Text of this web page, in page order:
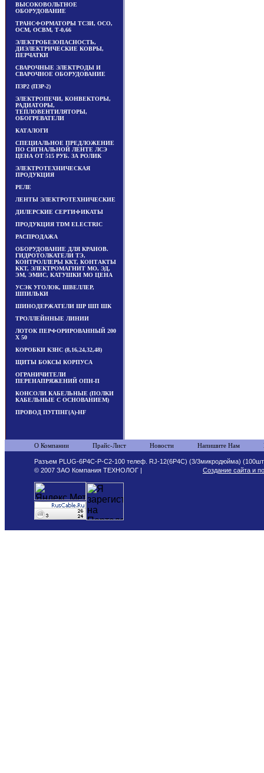
ВЫСОКОВОЛЬТНОЕ
ОБОРУДОВАНИЕ
ТРАНСФОРМАТОРЫ ТСЗИ, ОСО,
ОСМ, ОСВМ, Т-0,66
ЭЛЕКТРОБЕЗОПАСНОСТЬ,
ДИЭЛЕКТРИЧЕСКИЕ КОВРЫ,
ПЕРЧАТКИ
СВАРОЧНЫЕ ЭЛЕКТРОДЫ И
СВАРОЧНОЕ ОБОРУДОВАНИЕ
ПЗР2 (ПЗР-2)
ЭЛЕКТРОПЕЧИ, КОНВЕКТОРЫ,
РАДИАТОРЫ,
ТЕПЛОВЕНТИЛЯТОРЫ,
ОБОГРЕВАТЕЛИ
КАТАЛОГИ
СПЕЦИАЛЬНОЕ ПРЕДЛОЖЕНИЕ
ПО СИГНАЛЬНОЙ ЛЕНТЕ ЛСЭ
ЦЕНА ОТ 515 РУБ. ЗА РОЛИК
ЭЛЕКТРОТЕХНИЧЕСКАЯ
ПРОДУКЦИЯ
РЕЛЕ
ЛЕНТЫ ЭЛЕКТРОТЕХНИЧЕСКИЕ
ДИЛЕРСКИЕ СЕРТИФИКАТЫ
ПРОДУКЦИЯ TDM ЕLECTRIC
РАСПРОДАЖА
ОБОРУДОВАНИЕ ДЛЯ КРАНОВ.
ГИДРОТОЛКАТЕЛИ ТЭ,
КОНТРОЛЛЕРЫ ККТ, КОНТАКТЫ
ККТ, ЭЛЕКТРОМАГНИТ МО, ЭД,
ЭМ, ЭМИС, КАТУШКИ МО ЦЕНА
УСЭК УГОЛОК, ШВЕЛЛЕР,
ШПИЛЬКИ
ШИНОДЕРЖАТЕЛИ ШР ШП ШК
ТРОЛЛЕЙННЫЕ ЛИНИИ
ЛОТОК ПЕРФОРИРОВАННЫЙ 200
Х 50
КОРОБКИ КЗНС (8,16,24,32,48)
ЩИТЫ БОКСЫ КОРПУСА
ОГРАНИЧИТЕЛИ
ПЕРЕНАПРЯЖЕНИЙ ОПН-П
КОНСОЛИ КАБЕЛЬНЫЕ (ПОЛКИ
КАБЕЛЬНЫЕ С ОСНОВАНИЕМ)
ПРОВОД ПУГПНГ(А)-HF
О Компании Прайс-Лист Новости Напишите Нам
Разъем PLUG-6P4C-P-C2-100 телеф. RJ-12(6P4C) (3/3микродюйма)
© 2007 ЗАО Компания ТЕХНОЛОГ |
Создание сайта и